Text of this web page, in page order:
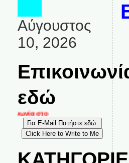
Αύγουστος
10, 2026
εδώ
στο